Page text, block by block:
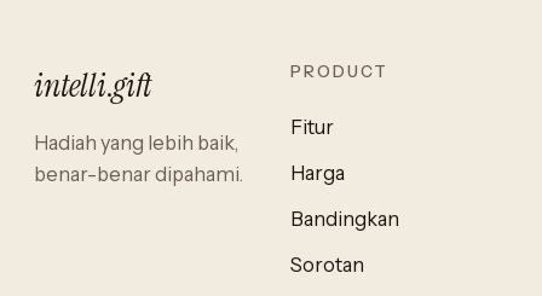
intelli.gift
Hadiah yang lebih baik,
benar-benar dipahami.
PRODUCT
Fitur
Harga
Bandingkan
Sorotan